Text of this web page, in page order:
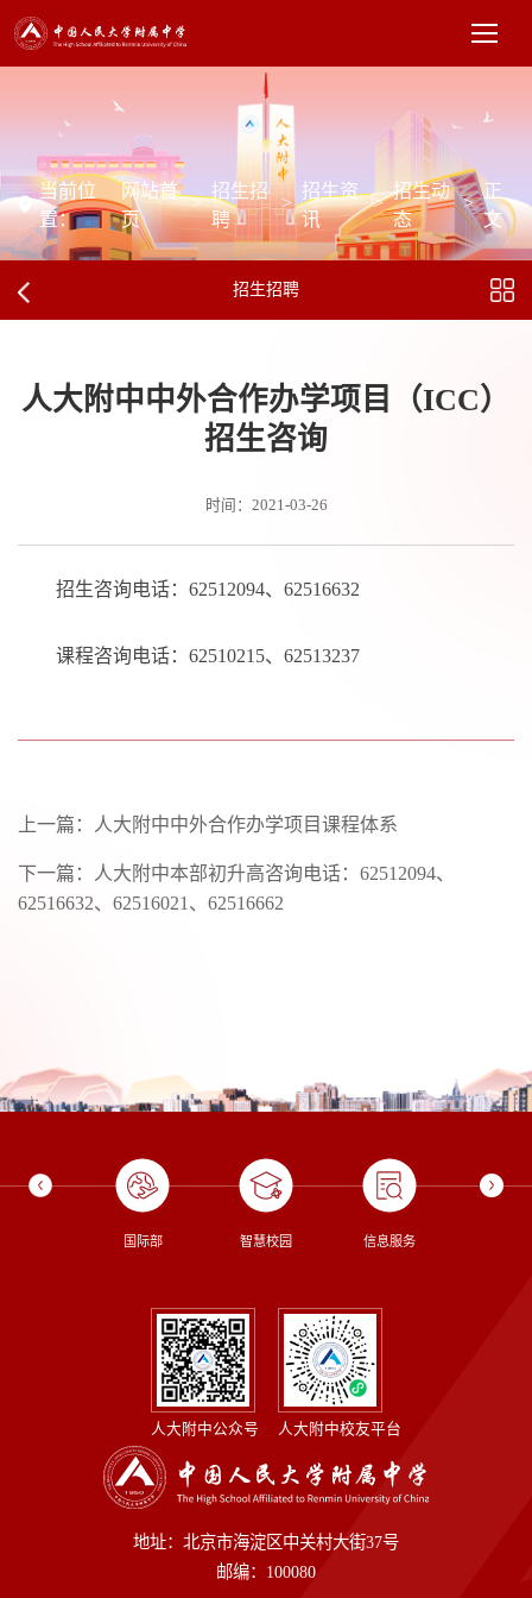
当前位
置：
网站首
页
>
招生招
聘
>
招生资
讯
>
招生动
态
>
正
文
招生招聘
人大附中中外合作办学项目（ICC）
招生咨询
时间：2021-03-26
招生咨询电话：62512094、62516632
课程咨询电话：62510215、62513237
上一篇： 人大附中中外合作办学项目课程体系
下一篇： 人大附中本部初升高咨询电话：62512094、
62516632、62516021、62516662
国际部 智慧校园 信息服务
人大附中公众号 人大附中校友平台
地址：北京市海淀区中关村大街37号
邮编：100080